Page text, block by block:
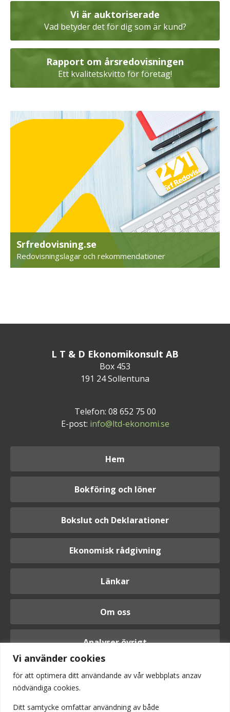
Vi använder cookies
för att optimera ditt användande av vår webbplats anzav
nödvändiga cookies.
Ditt samtycke omfattar användning av både
Vi är auktoriserade
Vad betyder det för dig som är kund?
Rapport om årsredovisningen
Ett kvalitetskvitto för företag!
Srfredovisning.se
Redovisningslagar och rekommendationer
L T & D Ekonomikonsult AB
Box 453
191 24 Sollentuna
Telefon: 08 652 75 00
E-post: info@ltd-ekonomi.se
Hem
Bokföring och löner
Bokslut och Deklarationer
Ekonomisk rådgivning
Länkar
Om oss
Analyser övrigt